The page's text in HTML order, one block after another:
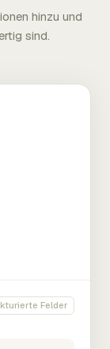
hinzu und
sind.
Felder